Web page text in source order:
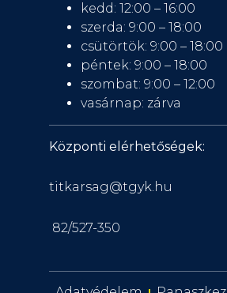
kedd: 12:00 – 16:00
szerda: 9:00 – 18:00
csütörtök: 9:00 – 18:00
péntek: 9:00 – 18:00
szombat: 9:00 – 12:00
vasárnap: zárva
Központi elérhetőségek:
titkarsag@tgyk.hu
82/527-350